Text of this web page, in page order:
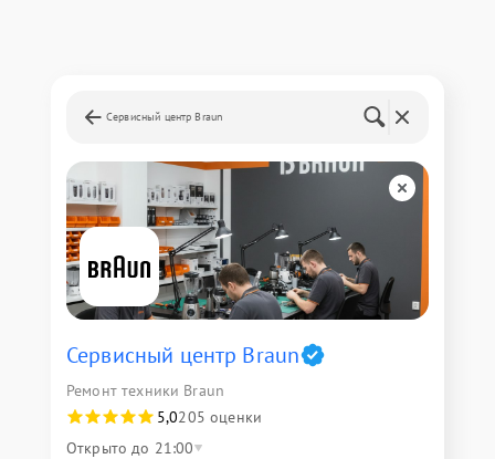
Сервисный центр Braun
Сервисный центр Braun
Ремонт техники Braun
5,0205 оценки
Открыто до 21:00